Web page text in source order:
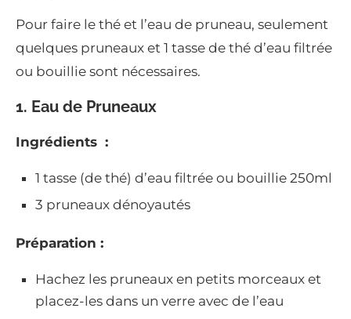
Pour faire le thé et l’eau de pruneau, seulement
quelques pruneaux et 1 tasse de thé d’eau filtrée
ou bouillie sont nécessaires.
1. Eau de Pruneaux
Ingrédients :
1 tasse (de thé) d’eau filtrée ou bouillie 250ml
3 pruneaux dénoyautés
Préparation :
Hachez les pruneaux en petits morceaux et
placez-les dans un verre avec de l’eau